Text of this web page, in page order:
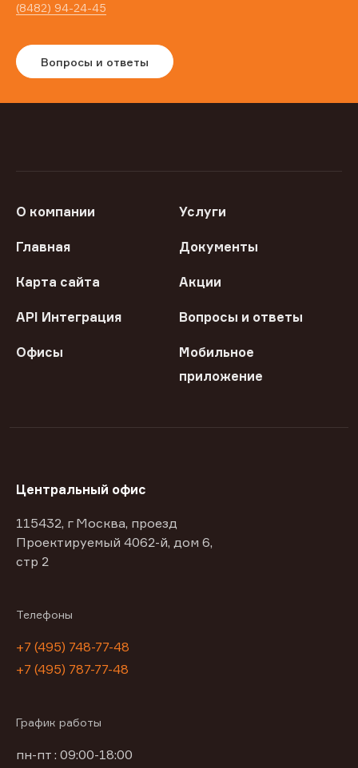
(8482) 94-24-45
Вопросы и ответы
О компании Услуги
Главная Документы
Карта сайта Акции
API Интеграция Вопросы и ответы
Офисы
Мобильное
приложение
Центральный офис
115432, г Москва, проезд
Проектируемый 4062-й, дом 6,
стр 2
Телефоны
+7 (495) 748-77-48
+7 (495) 787-77-48
График работы
пн-пт : 09:00-18:00